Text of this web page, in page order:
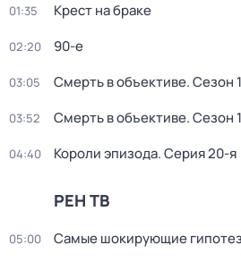
01:35 Крест на браке
02:20 90-е
03:05 Смерть в объективе. Сезон 1
03:52 Смерть в объективе. Сезон 1
04:40 Короли эпизода. Серия 20-я
РЕН ТВ
05:00 Самые шoкиpующие